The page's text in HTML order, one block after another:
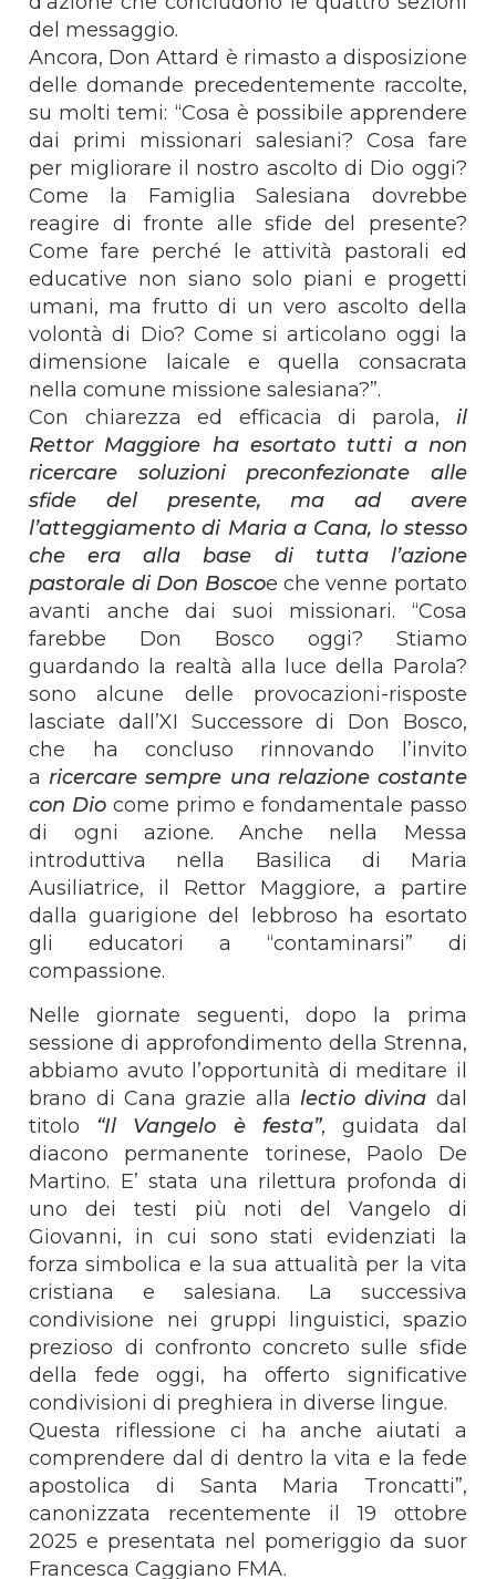
del messaggio.
Ancora, Don Attard è rimasto a disposizione
delle domande precedentemente raccolte,
su molti temi: “Cosa è possibile apprendere
dai primi missionari salesiani? Cosa fare
per migliorare il nostro ascolto di Dio oggi?
Come la Famiglia Salesiana dovrebbe
reagire di fronte alle sfide del presente?
Come fare perché le attività pastorali ed
educative non siano solo piani e progetti
umani, ma frutto di un vero ascolto della
volontà di Dio? Come si articolano oggi la
dimensione laicale e quella consacrata
nella comune missione salesiana?”.
Con chiarezza ed efficacia di parola, il
Rettor Maggiore ha esortato tutti a non
ricercare soluzioni preconfezionate alle
sfide del presente, ma ad avere
l’atteggiamento di Maria a Cana, lo stesso
che era alla base di tutta l’azione
pastorale di Don Boscoe che venne portato
avanti anche dai suoi missionari. “Cosa
farebbe Don Bosco oggi? Stiamo
guardando la realtà alla luce della Parola?
sono alcune delle provocazioni-risposte
lasciate dall’XI Successore di Don Bosco,
che ha concluso rinnovando l’invito
a ricercare sempre una relazione costante
con Dio come primo e fondamentale passo
di ogni azione. Anche nella Messa
introduttiva nella Basilica di Maria
Ausiliatrice, il Rettor Maggiore, a partire
dalla guarigione del lebbroso ha esortato
gli educatori a “contaminarsi” di
compassione.
Nelle giornate seguenti, dopo la prima
sessione di approfondimento della Strenna,
abbiamo avuto l’opportunità di meditare il
brano di Cana grazie allalectio divina dal
titolo “Il Vangelo è festa”, guidata dal
diacono permanente torinese, Paolo De
Martino. E’ stata una rilettura profonda di
uno dei testi più noti del Vangelo di
Giovanni, in cui sono stati evidenziati la
forza simbolica e la sua attualità per la vita
cristiana e salesiana. La successiva
condivisione nei gruppi linguistici, spazio
prezioso di confronto concreto sulle sfide
della fede oggi, ha offerto significative
condivisioni di preghiera in diverse lingue.
Questa riflessione ci ha anche aiutati a
comprendere dal di dentro la vita e la fede
apostolica di Santa Maria Troncatti”,
canonizzata recentemente il 19 ottobre
2025 e presentata nel pomeriggio da suor
Francesca Caggiano FMA.